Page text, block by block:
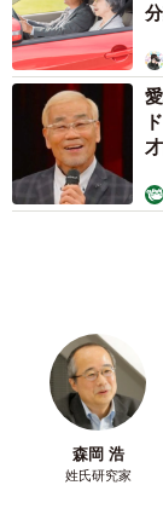
森岡 浩
姓氏研究家